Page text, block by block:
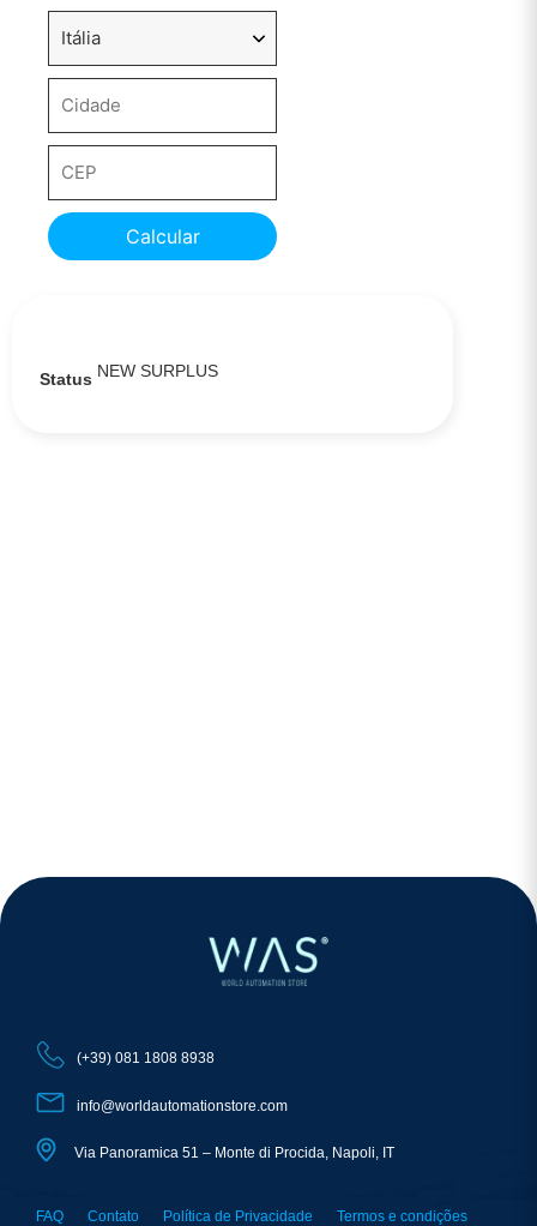
Calcular
Status NEW SURPLUS
(+39) 081 1808 8938
info@worldautomationstore.com
Via Panoramica 51 – Monte di Procida, Napoli, IT
FAQ Contato Política de Privacidade Termos e condições